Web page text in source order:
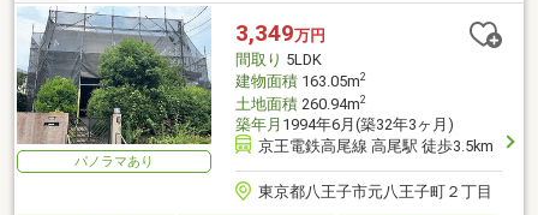
パノラマあり
3,349万円
間取り 5LDK
建物面積163.05m2
土地面積260.94m2
築年月 1994年6月(築32年3ヶ月)
京王電鉄高尾線 高尾駅 徒歩3.5km
東京都八王子市元八王子町２丁目